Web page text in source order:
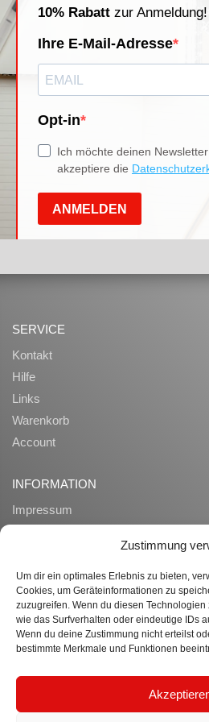
Zustimmung
Um dir ein optimales Erlebnis zu bieten,
Cookies, um Geräteinformationen zu
zuzugreifen. Wenn du diesen
wie das Surfverhalten oder eindeutige IDs
Wenn du deine Zustimmung nicht erteilst
bestimmte Merkmale und Funktionen
SERVICE
Kontakt
Hilfe
Links
Warenkorb
Account
INFORMATION
Impressum
Zahlung und Lieferung
Widerrufsrecht
Ueber uns
B2B Anfragen